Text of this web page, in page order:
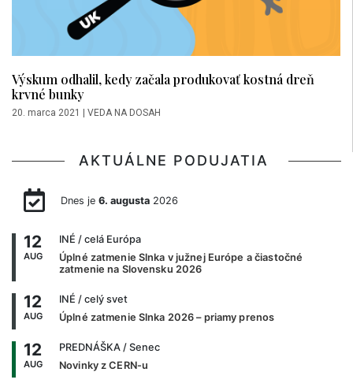
Výskum odhalil, kedy začala produkovať kostná dreň
krvné bunky
20. marca 2021 | VEDA NA DOSAH
AKTUÁLNE PODUJATIA
Dnes je 6. augusta2026
12
AUG
INÉ / celá Európa
Úplné zatmenie Slnka v južnej Európe a čiastočné
zatmenie na Slovensku 2026
12
AUG
INÉ / celý svet
Úplné zatmenie Slnka 2026 – priamy prenos
12
AUG
PREDNÁŠKA / Senec
Novinky z CERN-u